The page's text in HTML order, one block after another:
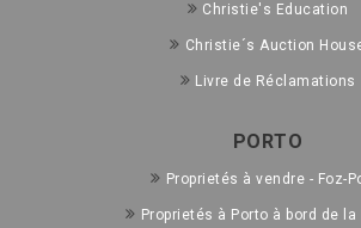
Christie's Education
Christie´s Auction
Livre de Réclamations
PORTO
Proprietés à vendre - Foz-
Proprietés à Porto à bord de la